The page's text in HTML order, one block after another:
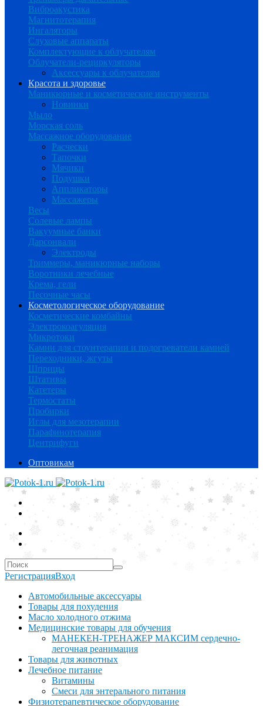
Виброакустика
Магнитотерапия
Ингаляторы
Слуховые аппараты
Комплектующие к облучателям
Облучатели-рециркуляторы
Аксессуары к облучателям
Красота и здоровье
Маникюрные и косметические инструменты
Новинки
Мыло
Морская соль
Массажное оборудование
Расчески
Тапочки
Мячики
Подушки
Аппликаторы
Массажеры
Весы
Солевые лампы
Вакуумные банки
Дарсонвали
Электроды
Триммеры, маникюрные наборы
Воротники лечебные
Крема, гели
Песочные часы
Косметологическое оборудование
Косметические комбайны
Электрокоагуляция
Микротоки
Камни для стоунтерапии и подогреватели камней
Переходники, жгуты
Шприцы
Штативы
Катетеры
Термостаты
Пробирки
Иглы для мезотерапии
Парафинотерапия
Центрифуги
Оптовикам
РегистрацияВход
Автомобильные аксессуары
Товары для похудения
Масло холодного отжима
Медицинские товары для обучения
МАНЕКЕН-ТРЕНАЖЕР МАКСИМ сердечно-
легочная реанимация
Товары для животных
Лечебное питание
Витамины
Смеси для энтерального питания
Физиотерапевтическое оборудование